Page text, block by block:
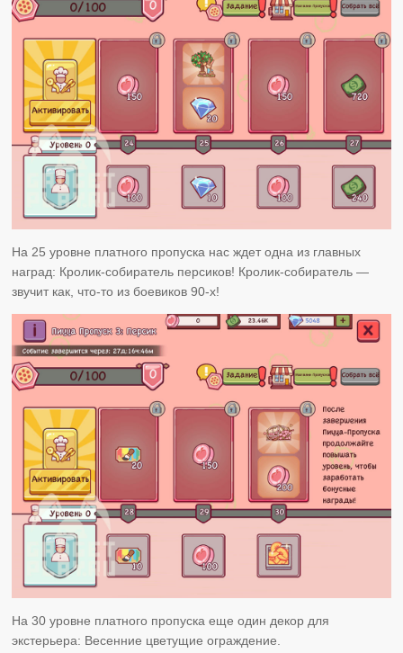
На 25 уровне платного пропуска нас ждет одна из главных
наград: Кролик-собиратель персиков! Кролик-собиратель —
звучит как, что-то из боевиков 90-х!
На 30 уровне платного пропуска еще один декор для
экстерьера: Весенние цветущие ограждение.